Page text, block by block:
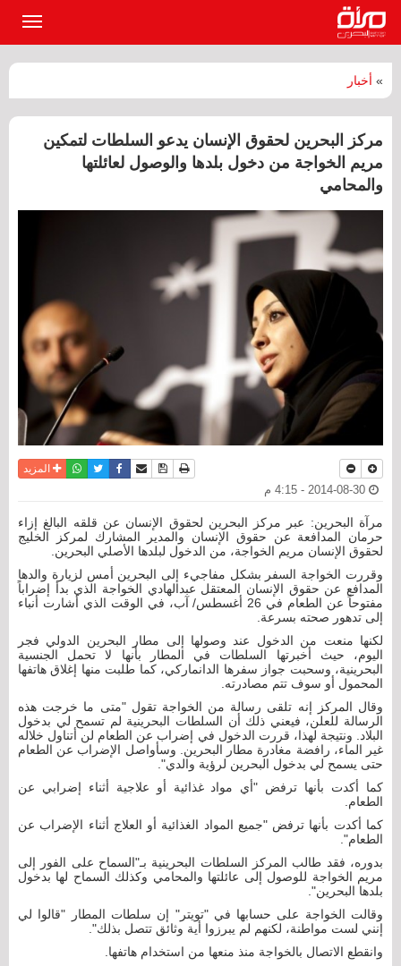
» أخبار
مركز البحرين لحقوق الإنسان يدعو السلطات لتمكين
مريم الخواجة من دخول بلدها والوصول لعائلتها
والمحامي
نسخة للطباعة
حفظ الموضوع
أرسل الى صديق
فيسبوكتويترواتسابالمزيد
مرآة البحرين: عبر مركز البحرين لحقوق الإنسان عن قلقه البالغ إزاء
حرمان المدافعة عن حقوق الإنسان والمدير المشارك لمركز الخليج
لحقوق الإنسان مريم الخواجة، من الدخول لبلدها الأصلي البحرين.
وقررت الخواجة السفر بشكل مفاجيء إلى البحرين أمس لزيارة والدها
المدافع عن حقوق الإنسان المعتقل عبدالهادي الخواجة الذي بدأ إضراباً
مفتوحاً عن الطعام في 26 أغسطس/ آب، في الوقت الذي أشارت أنباء
إلى تدهور صحته بسرعة.
لكنها منعت من الدخول عند وصولها إلى مطار البحرين الدولي فجر
اليوم، حيث أخبرتها السلطات في المطار بأنها لا تحمل الجنسية
البحرينية، وسحبت جواز سفرها الدانماركي، كما طلبت منها إغلاق هاتفها
المحمول أو سوف تتم مصادرته.
وقال المركز إنه تلقى رسالة من الخواجة تقول "متى ما خرجت هذه
الرسالة للعلن، فيعني ذلك أن السلطات البحرينية لم تسمح لي بدخول
البلاد. ونتيجة لهذا، قررت الدخول في إضراب عن الطعام لن أتناول خلاله
غير الماء، رافضة مغادرة مطار البحرين. وسأواصل الإضراب عن الطعام
حتى يسمح لي بدخول البحرين لرؤية والدي".
كما أكدت بأنها ترفض "أي مواد غذائية أو علاجية أثناء إضرابي عن
الطعام.
كما أكدت بأنها ترفض "جميع المواد الغذائية أو العلاج أثناء الإضراب عن
الطعام".
بدوره، فقد طالب المركز السلطات البحرينية بـ"السماح على الفور إلى
مريم الخواجة للوصول إلى عائلتها والمحامي وكذلك السماح لها بدخول
بلدها البحرين".
وقالت الخواجة على حسابها في "تويتر" إن سلطات المطار "قالوا لي
إنني لست مواطنة، لكنهم لم يبرزوا أية وثائق تتصل بذلك".
وانقطع الاتصال بالخواجة منذ منعها من استخدام هاتفها.